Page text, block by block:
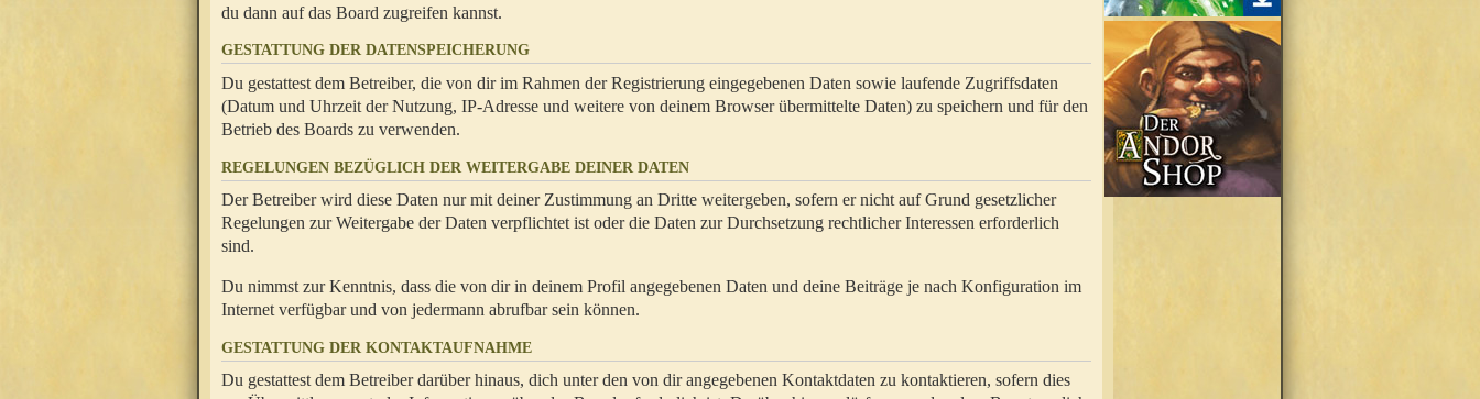
du dann auf das Board zugreifen kannst.
GESTATTUNG DER DATENSPEICHERUNG
Du gestattest dem Betreiber, die von dir im Rahmen der Registrierung eingegebenen Daten sowie laufende Zugriffsdaten
(Datum und Uhrzeit der Nutzung, IP-Adresse und weitere von deinem Browser übermittelte Daten) zu speichern und für den
Betrieb des Boards zu verwenden.
REGELUNGEN BEZÜGLICH DER WEITERGABE DEINER DATEN
Der Betreiber wird diese Daten nur mit deiner Zustimmung an Dritte weitergeben, sofern er nicht auf Grund gesetzlicher
Regelungen zur Weitergabe der Daten verpflichtet ist oder die Daten zur Durchsetzung rechtlicher Interessen erforderlich
sind.
Du nimmst zur Kenntnis, dass die von dir in deinem Profil angegebenen Daten und deine Beiträge je nach Konfiguration im
Internet verfügbar und von jedermann abrufbar sein können.
GESTATTUNG DER KONTAKTAUFNAHME
Du gestattest dem Betreiber darüber hinaus, dich unter den von dir angegebenen Kontaktdaten zu kontaktieren, sofern dies